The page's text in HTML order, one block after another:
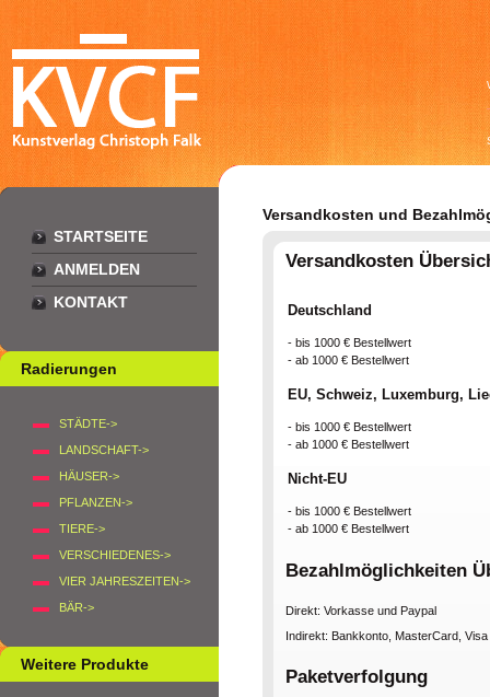
STARTSEITE
ANMELDEN
KONTAKT
Radierungen
STÄDTE->
LANDSCHAFT->
HÄUSER->
PFLANZEN->
TIERE->
VERSCHIEDENES->
VIER JAHRESZEITEN->
BÄR->
Weitere Produkte
Versandkosten und
Versandkosten
Deutschland
- bis 1000 € Bestellwert
- ab 1000 € Bestellwert
EU, Schweiz, Luxemburg,
- bis 1000 € Bestellwert
- ab 1000 € Bestellwert
Nicht-EU
- bis 1000 € Bestellwert
- ab 1000 € Bestellwert
Bezahlmöglichkeiten
Direkt: Vorkasse und Paypal
Indirekt: Bankkonto, MasterCard,
Paketverfolgung